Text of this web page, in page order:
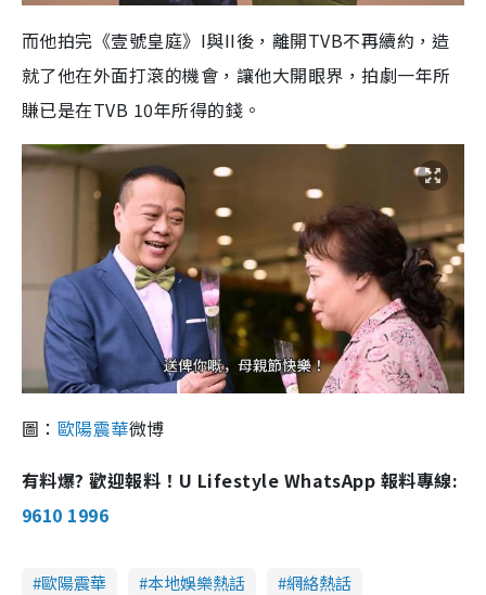
而他拍完《壹號皇庭》I與II後，離開TVB不再續約，造
就了他在外面打滾的機會，讓他大開眼界，拍劇一年所
賺已是在TVB 10年所得的錢。
圖： 歐陽震華微博
有料爆? 歡迎報料！U Lifestyle WhatsApp 報料專線:
9610 1996
歐陽震華 本地娛樂熱話 網絡熱話